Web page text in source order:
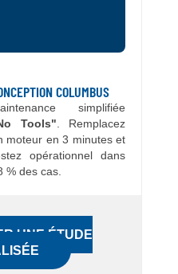
COLUMBUS
simplifiée
Tools" . Remplacez
moteur en 3 minutes et
opérationnel dans
% des cas.
UNE ÉTUDE